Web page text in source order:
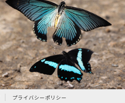
プライバシーポリシー